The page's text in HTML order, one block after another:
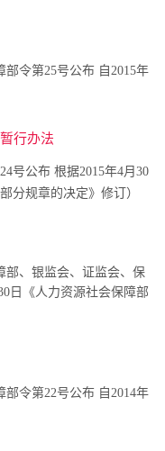
部令第25号公布 自2015年
行办法
号公布 根据2015年4月30
分规章的决定》修订）
部、银监会、证监会、保
日《人力资源社会保障部
部令第22号公布 自2014年